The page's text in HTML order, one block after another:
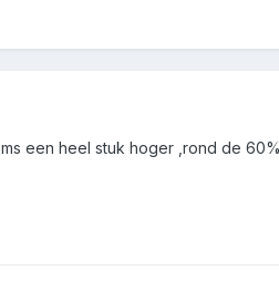
een heel stuk hoger ,rond de